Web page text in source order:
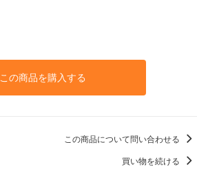
この商品を購入する
この商品について問い合わせる
買い物を続ける